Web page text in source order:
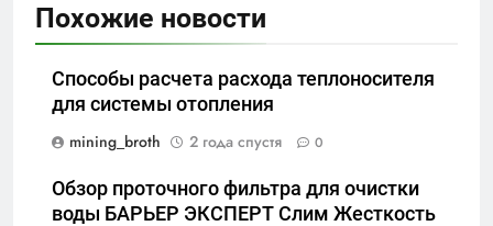
Похожие новости
Способы расчета расхода теплоносителя
для системы отопления
mining_broth
2 года спустя 0
Обзор проточного фильтра для очистки
воды БАРЬЕР ЭКСПЕРТ Слим Жесткость